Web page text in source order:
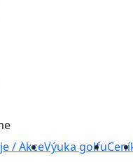
/ AkceVýuka golfu